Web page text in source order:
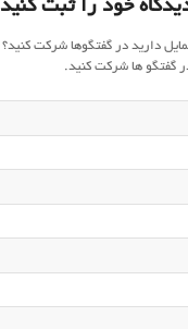
خود را ثبت کنید
دارید در گفتگوها شرکت کنید؟
گفتگو ها شرکت کنید.